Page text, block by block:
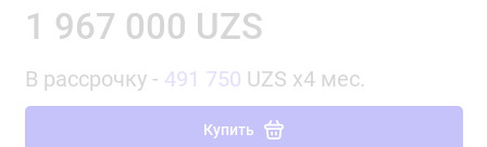
1 967 000 UZS
В рассрочку - 491 750 UZS x4 мес.
Купить